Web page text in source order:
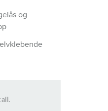
og